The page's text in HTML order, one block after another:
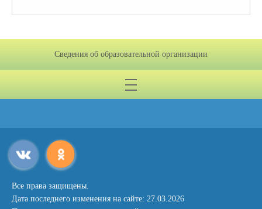
Сведения об образовательной организации
Все права защищены.
Дата последнего изменения на сайте: 27.03.2026